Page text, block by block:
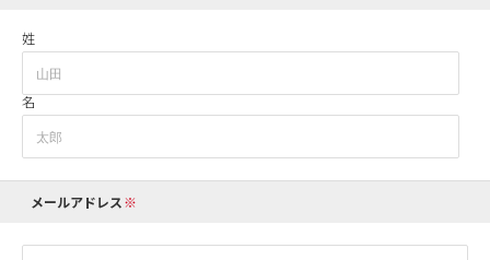
姓
名
メールアドレス